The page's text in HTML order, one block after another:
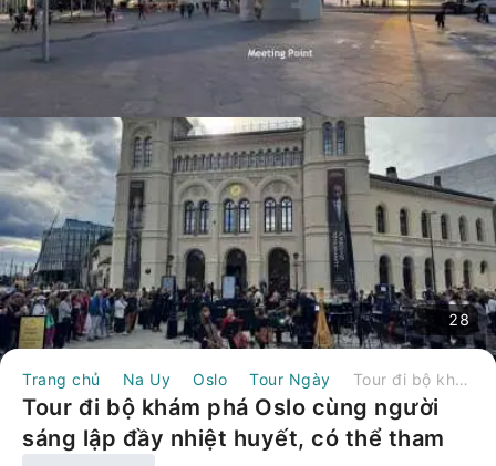
28
Trang chủ Na Uy Oslo Tour Ngày Tour đi bộ khám phá Oslo cùng người sáng lập đầy nhiệt huyết, có thể tham gia nhóm hoặc riêng tư | Na Uy
Tour đi bộ khám phá Oslo cùng người
sáng lập đầy nhiệt huyết, có thể tham